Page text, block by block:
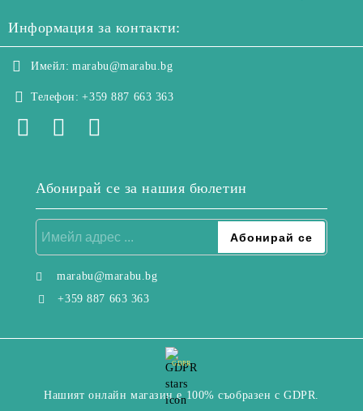
Информация за контакти:
Имейл: marabu@marabu.bg
Телефон: +359 887 663 363
Абонирай се за нашия бюлетин
marabu@marabu.bg
+359 887 663 363
GDPR
Нашият онлайн магазин е 100% съобразен с GDPR.